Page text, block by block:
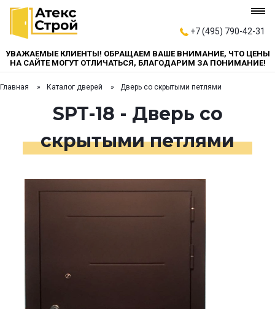
+7 (495) 790-42-31
УВАЖАЕМЫЕ КЛИЕНТЫ! ОБРАЩАЕМ ВАШЕ ВНИМАНИЕ, ЧТО ЦЕНЫ
НА САЙТЕ МОГУТ ОТЛИЧАТЬСЯ, БЛАГОДАРИМ ЗА ПОНИМАНИЕ!
Главная Каталог дверей Дверь со скрытыми петлями
SPT-18 - Дверь со
скрытыми петлями